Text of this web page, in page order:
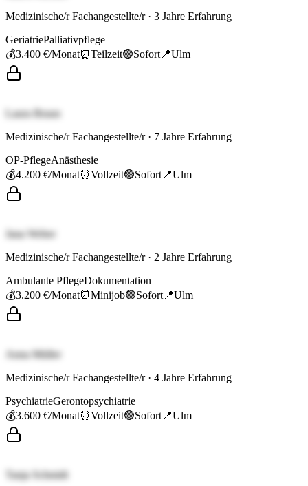
Medizinische/r Fachangestellte/r· 3 Jahre Erfahrung
GeriatriePalliativpflege
💰3.400 €/Monat⏰Teilzeit🟢Sofort 📍Ulm
Laura Braun
Medizinische/r Fachangestellte/r· 7 Jahre Erfahrung
OP-PflegeAnästhesie
💰4.200 €/Monat⏰Vollzeit🟢Sofort 📍Ulm
Jana Weber
Medizinische/r Fachangestellte/r· 2 Jahre Erfahrung
Ambulante PflegeDokumentation
💰3.200 €/Monat⏰Minijob🟢Sofort 📍Ulm
Anna Müller
Medizinische/r Fachangestellte/r· 4 Jahre Erfahrung
PsychiatrieGerontopsychiatrie
💰3.600 €/Monat⏰Vollzeit🟢Sofort 📍Ulm
Tanja Schmidt